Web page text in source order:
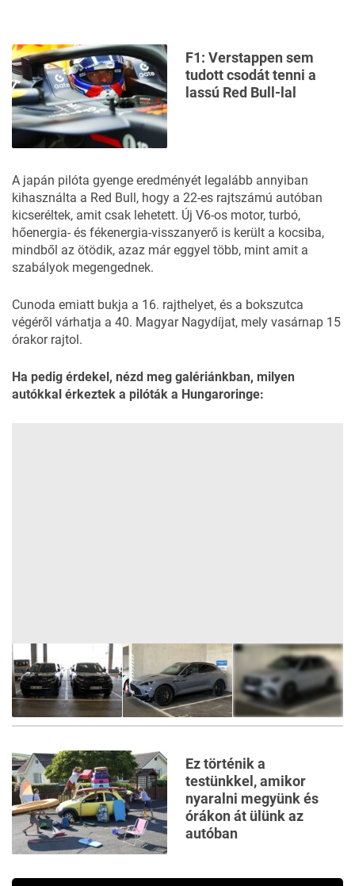
F1: Verstappen sem
tudott csodát tenni a
lassú Red Bull-lal
A japán pilóta gyenge eredményét legalább annyiban
kihasználta a Red Bull, hogy a 22-es rajtszámú autóban
kicseréltek, amit csak lehetett. Új V6-os motor, turbó,
hőenergia- és fékenergia-visszanyerő is került a kocsiba,
mindből az ötödik, azaz már eggyel több, mint amit a
szabályok megengednek.
Cunoda emiatt bukja a 16. rajthelyet, és a bokszutca
végéről várhatja a 40. Magyar Nagydíjat, mely vasárnap 15
órakor rajtol.
Ha pedig érdekel, nézd meg galériánkban, milyen
autókkal érkeztek a pilóták a Hungaroringe:
Ez történik a
testünkkel, amikor
nyaralni megyünk és
órákon át ülünk az
autóban